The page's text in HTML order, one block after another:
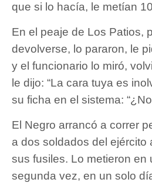
que si lo hacía, le metían
En el peaje de Los Patios,
devolverse, lo pararon, le
y el funcionario lo miró,
le dijo: “La cara tuya es
su ficha en el sistema:
El Negro arrancó a correr
a dos soldados del ejército
sus fusiles. Lo metieron en
segunda vez, en un solo